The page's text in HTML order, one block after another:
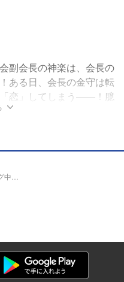
副会長の神楽は、会長の
ある日、会長の金守は転
恋」してしまう――！臆
、神楽は金守の魅力を伝
ため、できないことな
がゆく！痛快生徒会コメ
中…